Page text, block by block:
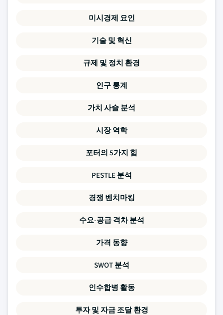
미시경제 요인
기술 및 혁신
규제 및 정치 환경
인구 통계
가치 사슬 분석
시장 역학
포터의 5가지 힘
PESTLE 분석
경쟁 벤치마킹
수요-공급 격차 분석
가격 동향
SWOT 분석
인수합병 활동
투자 및 자금 조달 환경